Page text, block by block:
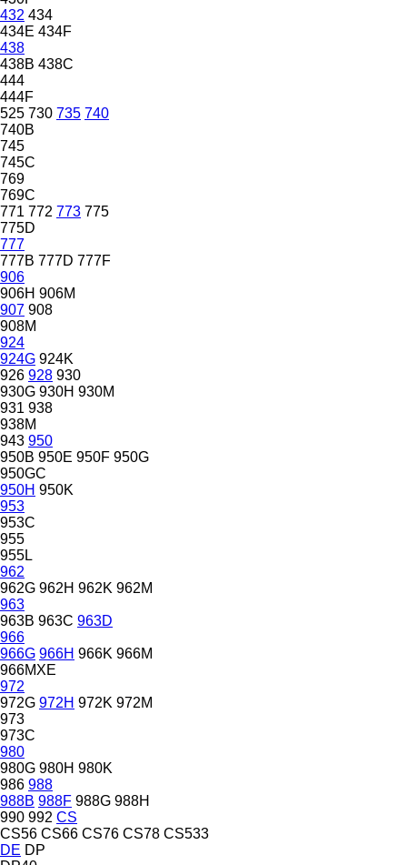
432 434
434E 434F
438
438B 438C
444
444F
525 730 735 740
740B
745
745C
769
769C
771 772 773 775
775D
777
777B 777D 777F
906
906H 906M
907 908
908M
924
924G 924K
926 928 930
930G 930H 930M
931 938
938M
943 950
950B 950E 950F 950G
950GC
950H 950K
953
953C
955
955L
962
962G 962H 962K 962M
963
963B 963C 963D
966
966G 966H 966K 966M
966MXE
972
972G 972H 972K 972M
973
973C
980
980G 980H 980K
986 988
988B 988F 988G 988H
990 992 CS
CS56 CS66 CS76 CS78 CS533
DE DP